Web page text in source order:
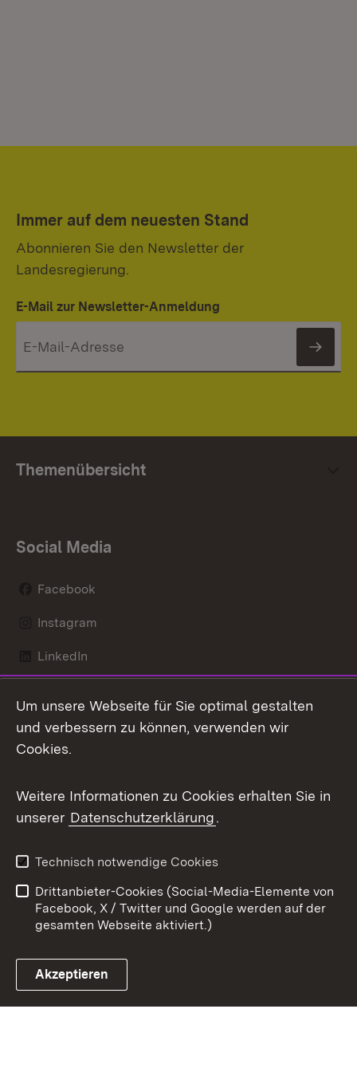
Immer auf dem neuesten Stand
Abonnieren Sie den Newsletter der
Landesregierung.
E-Mail zur Newsletter-Anmeldung
Themenübersicht
Social Media
Facebook
Instagram
LinkedIn
X / Twitter
Youtube
Link zum Landesportal
Kontakt
Datenschutz
Barrierefreiheit
Impressum
Cookies
Um unsere Webseite für Sie optimal gestalten
und verbessern zu können, verwenden wir
Cookies.
Weitere Informationen zu Cookies erhalten Sie in
unserer Datenschutzerklärung.
Technisch notwendige Cookies
Drittanbieter-Cookies (Social-Media-Elemente von
Facebook, X / Twitter und Google werden auf der
gesamten Webseite aktiviert.)
Akzeptieren